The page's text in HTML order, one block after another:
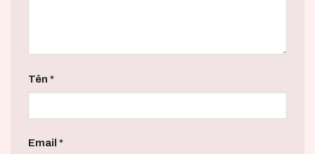
Tên *
Email *